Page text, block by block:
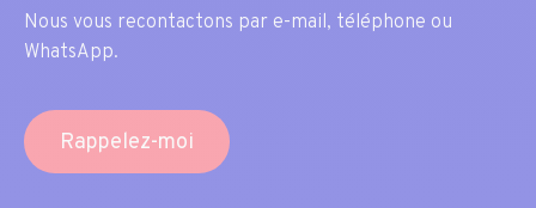
Nous vous recontactons par e-mail, téléphone ou
WhatsApp.
Rappelez-moi